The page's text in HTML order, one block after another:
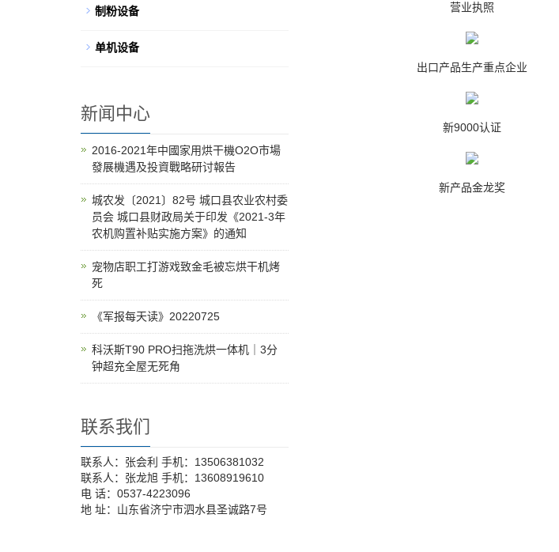
营业执照
出口产品生产重点企业
新9000认证
新产品金龙奖
制粉设备
单机设备
新闻中心
2016-2021年中國家用烘干機O2O市場
發展機遇及投資戰略研讨報告
城农发〔2021〕82号 城口县农业农村委
员会 城口县财政局关于印发《2021-3年
农机购置补贴实施方案》的通知
宠物店职工打游戏致金毛被忘烘干机烤
死
《军报每天读》20220725
科沃斯T90 PRO扫拖洗烘一体机｜3分
钟超充全屋无死角
联系我们
联系人：张会利 手机：13506381032
联系人：张龙旭 手机：13608919610
电 话：0537-4223096
地 址：山东省济宁市泗水县圣诚路7号